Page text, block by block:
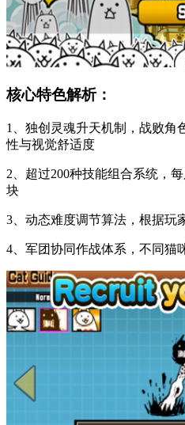
核心特色解析：
1、独创灵魂升天机制，战败角
性与视觉舒适度
2、超过200种技能组合系统，
块
3、动态难度调节算法，根据玩
4、军团协同作战体系，不同猫